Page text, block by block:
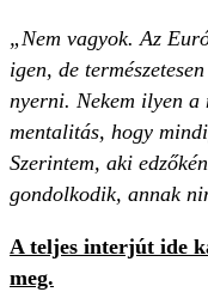
„Nem vagyok. Az
igen, de
nyerni. Nekem ilyen a
mentalitás, hogy
Szerintem, aki
gondolkodik, annak
A teljes interjút ide
meg.